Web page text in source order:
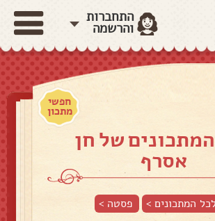
התחברות
והרשמה
חפשי
מתכון
של חן
אסרף
לכל המתכונים > פסטה >